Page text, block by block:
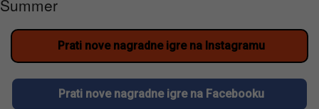
Prati nove nagradne igre na Instagramu
Prati nove nagradne igre na Facebooku